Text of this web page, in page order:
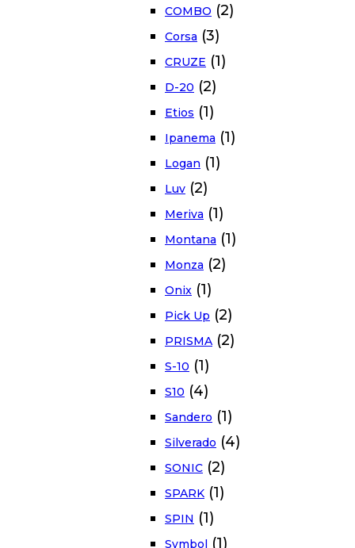
COMBO (2)
Corsa (3)
CRUZE (1)
D-20 (2)
Etios (1)
Ipanema (1)
Logan (1)
Luv (2)
Meriva (1)
Montana (1)
Monza (2)
Onix (1)
Pick Up (2)
PRISMA (2)
S-10 (1)
S10 (4)
Sandero (1)
Silverado (4)
SONIC (2)
SPARK (1)
SPIN (1)
Symbol (1)